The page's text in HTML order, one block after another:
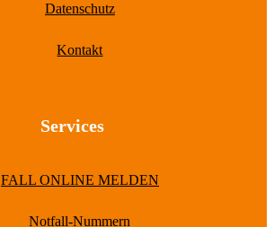
Datenschutz
Kontakt
Services
FALL ONLINE MELDEN
Notfall-Nummern